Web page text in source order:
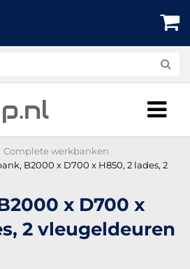
.nl
Complete werkbanken
B2000 x D700 x H850, 2 lades, 2
x D700 x
2 vleugeldeuren